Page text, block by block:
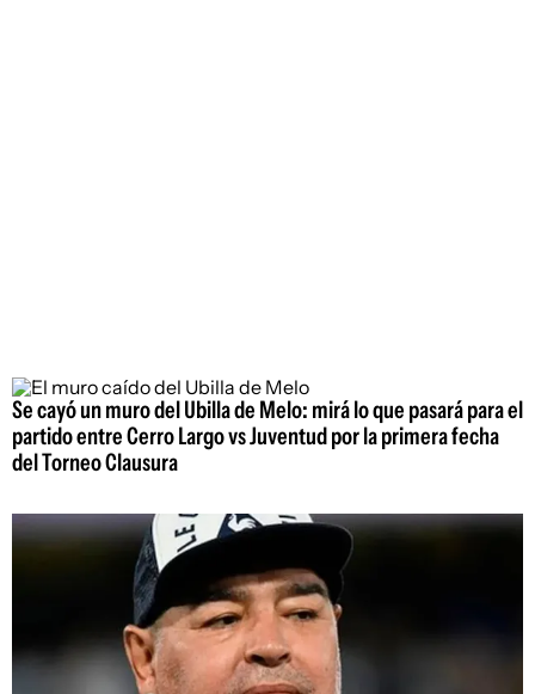
Se cayó un muro del Ubilla de Melo: mirá lo que pasará para el
partido entre Cerro Largo vs Juventud por la primera fecha
del Torneo Clausura